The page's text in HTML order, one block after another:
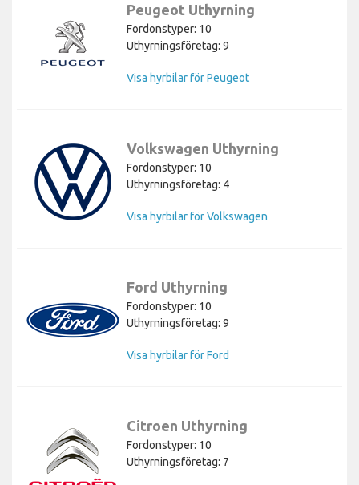
Peugeot Uthyrning
Fordonstyper: 10
Uthyrningsföretag: 9
Visa hyrbilar för Peugeot
Volkswagen Uthyrning
Fordonstyper: 10
Uthyrningsföretag: 4
Visa hyrbilar för Volkswagen
Ford Uthyrning
Fordonstyper: 10
Uthyrningsföretag: 9
Visa hyrbilar för Ford
Citroen Uthyrning
Fordonstyper: 10
Uthyrningsföretag: 7